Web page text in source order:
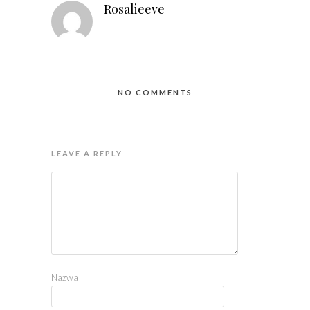
Rosalieeve
NO COMMENTS
LEAVE A REPLY
Nazwa